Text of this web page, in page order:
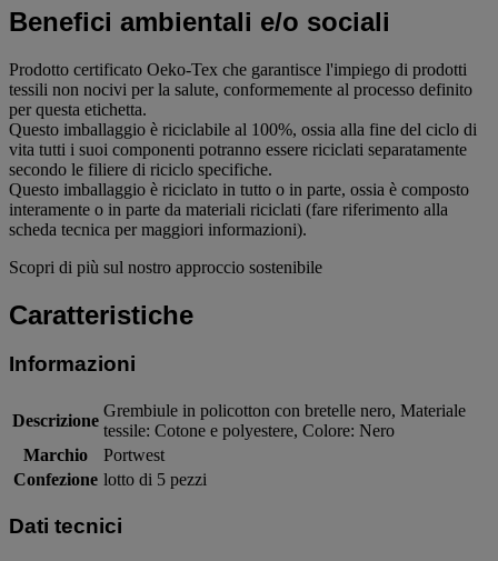
Benefici ambientali e/o sociali
Prodotto certificato Oeko-Tex che garantisce l'impiego di prodotti
tessili non nocivi per la salute, conformemente al processo definito
per questa etichetta.
Questo imballaggio è riciclabile al 100%, ossia alla fine del ciclo di
vita tutti i suoi componenti potranno essere riciclati separatamente
secondo le filiere di riciclo specifiche.
Questo imballaggio è riciclato in tutto o in parte, ossia è composto
interamente o in parte da materiali riciclati (fare riferimento alla
scheda tecnica per maggiori informazioni).
Scopri di più sul nostro approccio sostenibile
Caratteristiche
Informazioni
Descrizione
Grembiule in policotton con bretelle nero, Materiale
tessile: Cotone e polyestere, Colore: Nero
Marchio
Portwest
Confezione lotto di 5 pezzi
Dati tecnici